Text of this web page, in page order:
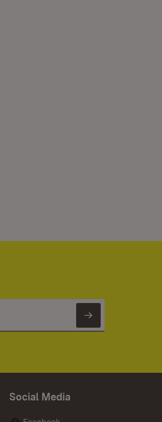
Newsletter
Social Media